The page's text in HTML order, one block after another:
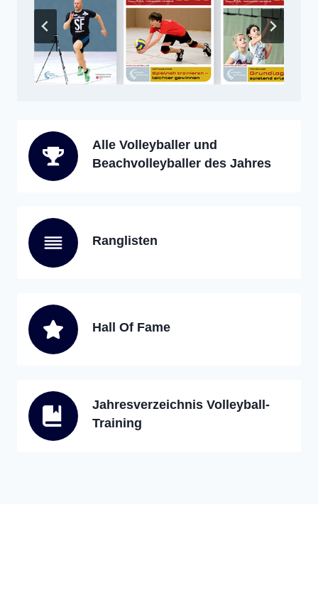
Alle Volleyballer und
Beachvolleyballer des Jahres
Ranglisten
Hall Of Fame
Jahresverzeichnis Volleyball-
Training